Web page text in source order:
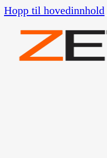
Hopp til hovedinnhold